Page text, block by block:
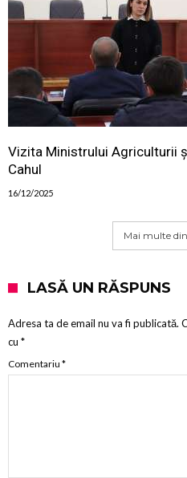
Vizita Ministrului Agriculturii
Cahul
16/12/2025
Mai multe
LASĂ UN RĂSPUNS
Adresa ta de email nu va fi publicată.
cu *
Comentariu *